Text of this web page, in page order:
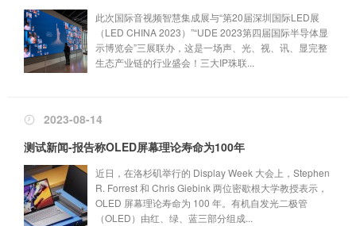
此次国际音视频智慧集成展与“第20届深圳国际LED展
（LED CHINA 2023）”“UDE 2023第四届国际半导体显
示博览会”三展联办，这是一场声、光、视、讯、显完整
生态产业链的行业盛会！三大IP珠联...
2023-08-14
测试新闻-报告称OLED屏幕理论寿命为100年
近日，在洛杉矶举行的 Display Week 大会上，Stephen
R. Forrest 和 Chris Giebink 两位密歇根大学教授表示，
OLED 屏幕理论寿命为 100 年。有机自发光二极管
（OLED）由红、绿、蓝三部分组成...